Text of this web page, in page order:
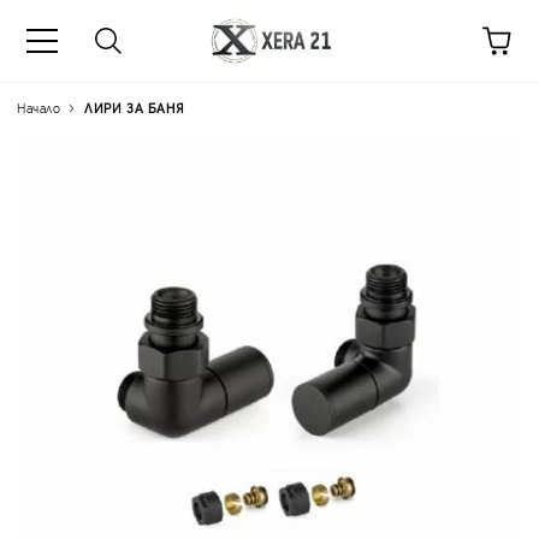
Начало ЛИРИ ЗА БАНЯ
Цена на продукта: